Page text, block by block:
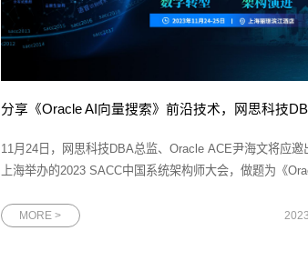
11月24日，网思科技DBA总监、Oracle ACE尹海文将应邀
上海举办的2023 SACC中国系统架构师大会，做题为《
论。（一）大会信息：2023 SACC中国系统架构师大会是
MORE >